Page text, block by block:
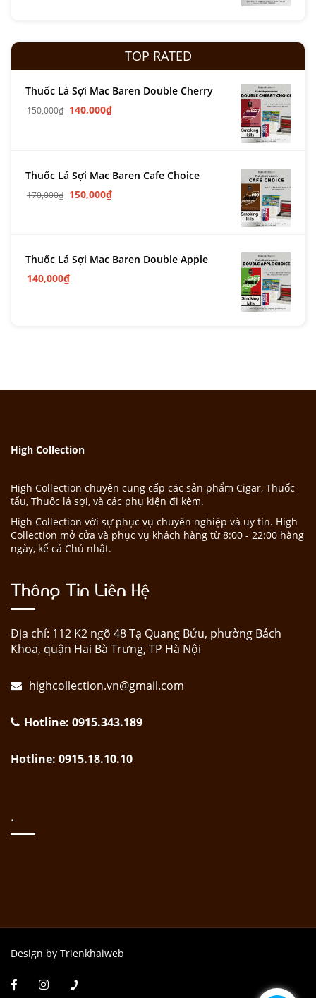
TOP RATED
Thuốc Lá Sợi Mac Baren Double Cherry
150,000₫ 140,000₫
Thuốc Lá Sợi Mac Baren Cafe Choice
170,000₫ 150,000₫
Thuốc Lá Sợi Mac Baren Double Apple
140,000₫
High Collection
High Collection chuyên cung cấp các sản phẩm Cigar, Thuốc
tẩu, Thuốc lá sợi, và các phụ kiện đi kèm.
High Collection với sự phục vụ chuyên nghiệp và uy tín. High
Collection mở cửa và phục vụ khách hàng từ 8:00 - 22:00 hàng
ngày, kể cả Chủ nhật.
Thông Tin Liên Hệ
Địa chỉ: 112 K2 ngõ 48 Tạ Quang Bửu, phường Bách
Khoa, quận Hai Bà Trưng, TP Hà Nội
highcollection.vn@gmail.com
Hotline: 0915.343.189
Hotline: 0915.18.10.10
.
Design by Trienkhaiweb